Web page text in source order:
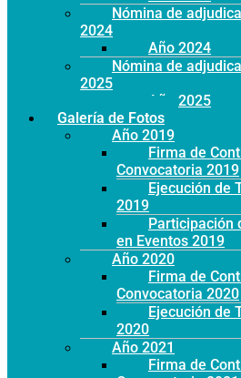
Nómina de
2024
Año 2024
Nómina de
2025
Año 2025
Galería de Fotos
Año 2019
Firma de
Convocatoria 2019
Ejecución de
2019
Participación
en Eventos 2019
Año 2020
Firma de
Convocatoria 2020
Ejecución de
2020
Año 2021
Firma de